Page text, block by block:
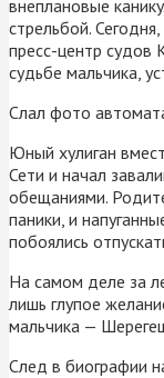
внеплановые
стрельбой.
пресс-центр судов
судьбе мальчика,
Слал фото
Юный хулиган
Сети и начал
обещаниями.
паники, и
побоялись
На самом деле за
лишь глупое
мальчика —
След в биографии